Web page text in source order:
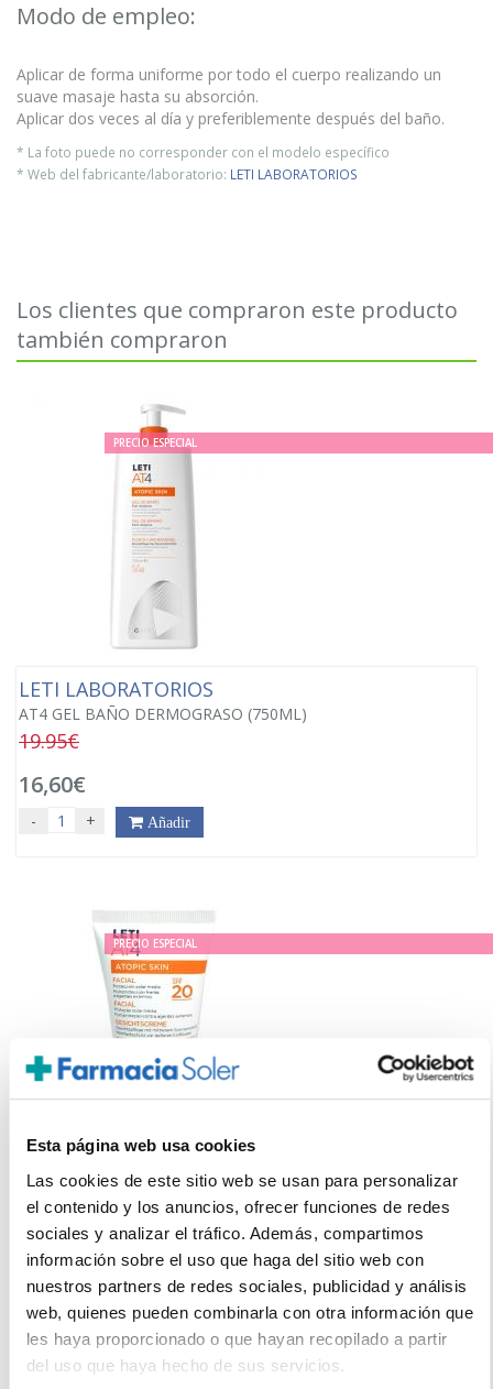
Esta página web usa cookies
Las cookies de este sitio web se usan para personalizar
el contenido y los anuncios, ofrecer funciones de redes
sociales y analizar el tráfico. Además, compartimos
información sobre el uso que haga del sitio web con
nuestros partners de redes sociales, publicidad y análisis
web, quienes pueden combinarla con otra información que
les haya proporcionado o que hayan recopilado a partir
del uso que haya hecho de sus servicios.
Modo de empleo:
Aplicar de forma uniforme por todo el cuerpo realizando un
suave masaje hasta su absorción.
Aplicar dos veces al día y preferiblemente después del baño.
* La foto puede no corresponder con el modelo específico
* Web del fabricante/laboratorio: LETI LABORATORIOS
Los clientes que compraron este producto
también compraron
PRECIO ESPECIAL
LETI LABORATORIOS
AT4 GEL BAÑO DERMOGRASO (750ML)
19.95€
16,60€
- + Añadir
PRECIO ESPECIAL
LETI LABORATORIOS
LETI AT4 CREMA FACIAL ATOPICA SPF20 (50ml)
15.40€
13,20€
- + Añadir